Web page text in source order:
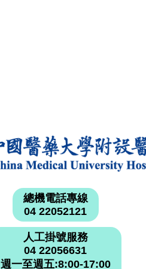
總機電話專線
04 22052121
人工掛號服務
04 22056631
週一至週五:8:00-17:00